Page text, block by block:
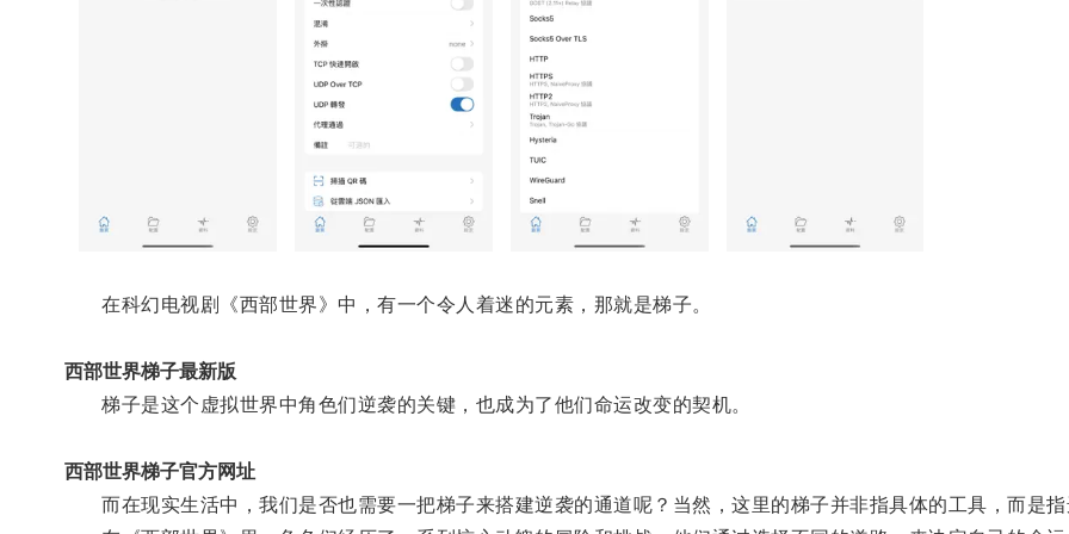
在科幻电视剧《西部世界》中，有一个令人着迷的元素，那就是梯子。
西部世界梯子最新版
梯子是这个虚拟世界中角色们逆袭的关键，也成为了他们命运改变的契机。
西部世界梯子官方网址
而在现实生活中，我们是否也需要一把梯子来搭建逆袭的通道呢？当然，这里的梯子并非指具体的工具，而是